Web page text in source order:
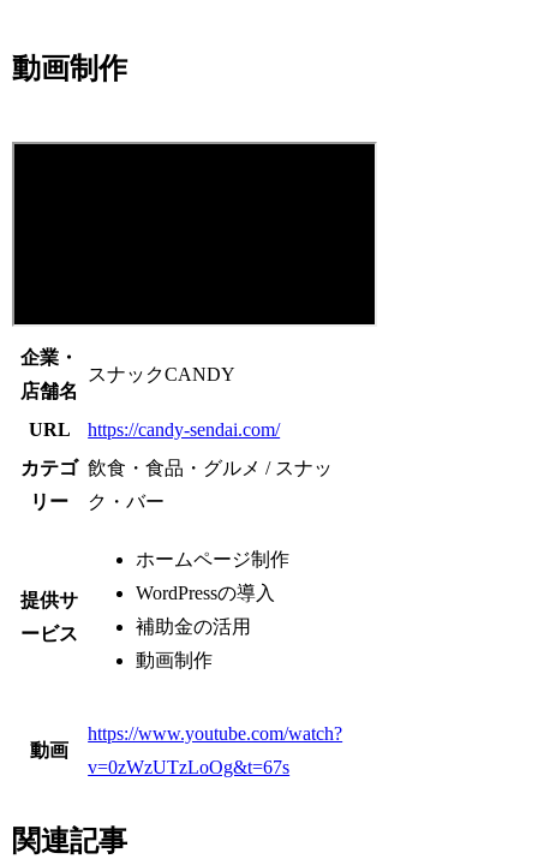
動画制作
企業・
店舗名
スナックCANDY
URL
https://candy-sendai.com/
カテゴ
リー
飲食・食品・グルメ / スナッ
ク・バー
提供サ
ービス
ホームページ制作
WordPressの導入
補助金の活用
動画制作
動画
https://www.youtube.com/watch?
v=0zWzUTzLoOg&t=67s
関連記事